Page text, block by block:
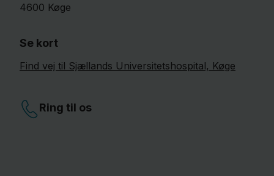
4600 Køge
Se kort
Find vej til Sjællands Universitetshospital, Køge
Ring til os